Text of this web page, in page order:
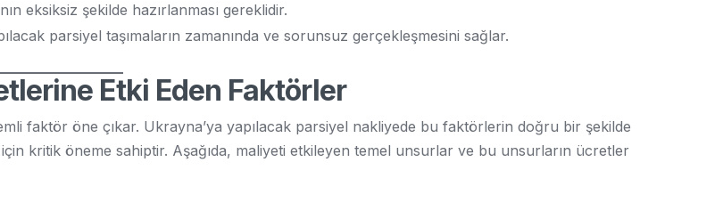
eksiksiz şekilde hazırlanması gereklidir.
parsiyel taşımaların zamanında ve sorunsuz gerçekleşmesini sağlar.
Etki Eden Faktörler
faktör öne çıkar. Ukrayna’ya yapılacak parsiyel nakliyede bu faktörlerin doğru bir şekilde
kritik öneme sahiptir. Aşağıda, maliyeti etkileyen temel unsurlar ve bu unsurların ücretler